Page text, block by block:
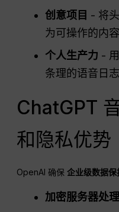
创意项目 - 将
为可操作的内
个人生产力 -
条理的语音日
ChatGPT
和隐私优势
OpenAI 确保企业级数据保
加密服务器处理